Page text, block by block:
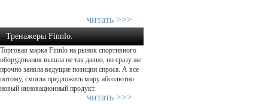
читать >>>
Тренажеры Finnlo.
Добро пожаловать домой – начнем ...
Торговая марка Finnlo на рынок спортивного
оборудования вышла не так давно, но сразу же
прочно заняла ведущие позиции спроса. А все
потому, смогла предложить миру абсолютно
новый инновационный продукт.
читать >>>